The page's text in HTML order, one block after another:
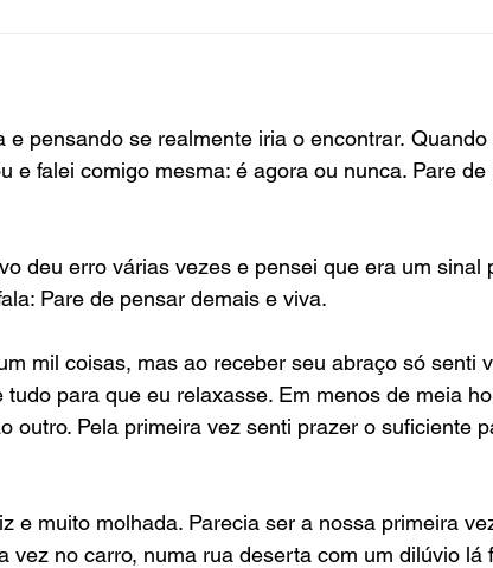
pensando se realmente iria o encontrar. Quando
e falei comigo mesma: é agora ou nunca. Pare de
deu erro várias vezes e pensei que era um sinal
Pare de pensar demais e viva.
mil coisas, mas ao receber seu abraço só senti
tudo para que eu relaxasse. Em menos de meia
outro. Pela primeira vez senti prazer o suficiente
e muito molhada. Parecia ser a nossa primeira
vez no carro, numa rua deserta com um dilúvio lá